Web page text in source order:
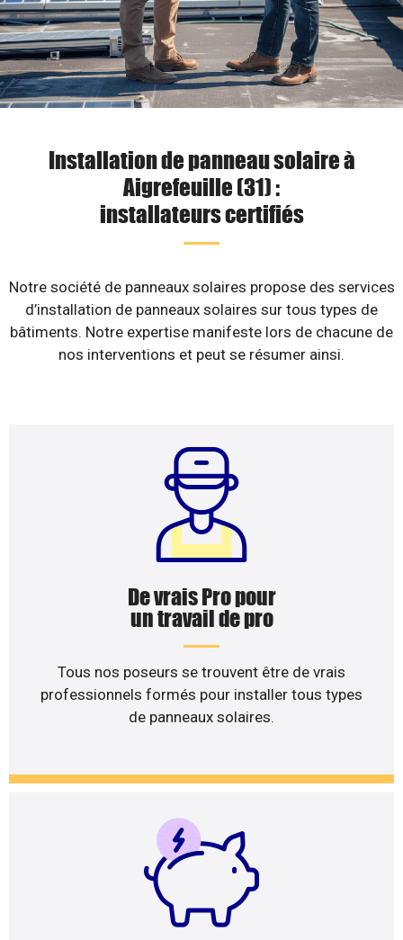
Installation de panneau solaire à
Aigrefeuille (31) :
installateurs certifiés
Notre société de panneaux solaires propose des services
d’installation de panneaux solaires sur tous types de
bâtiments. Notre expertise manifeste lors de chacune de
nos interventions et peut se résumer ainsi.
De vrais Pro pour
un travail de pro
Tous nos poseurs se trouvent être de vrais
professionnels formés pour installer tous types
de panneaux solaires.